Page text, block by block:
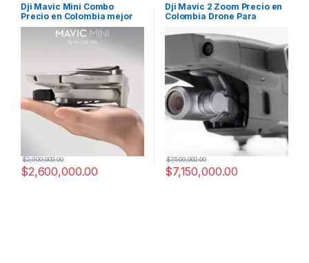
Dji Mavic Mini Combo
Precio en Colombia mejor
mini drone 2020
$2,600,000.00
$2,900,000.00
Dji Mavic 2 Zoom Precio en
Colombia Drone Para
$7,150,000.00
$7,500,000.00